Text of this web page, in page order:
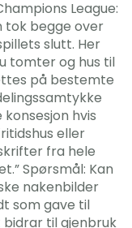
League:
tok begge over
slutt. Her
tomter og hus til
på bestemte
hvis
eller
fra hele
Spørsmål: Kan
nakenbilder
som gave til
til gjenbruk